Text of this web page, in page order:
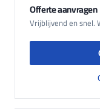
Offerte aanvragen
Vrijblijvend en snel.